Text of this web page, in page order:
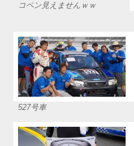
コペン見えませんｗｗ
527号車